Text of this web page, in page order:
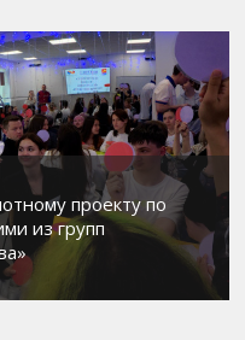
проекту по
из групп